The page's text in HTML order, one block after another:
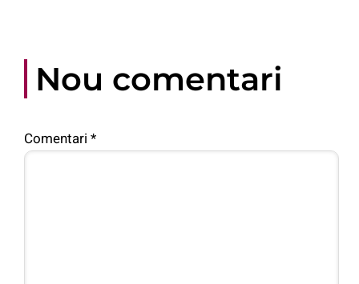
Nou comentari
Comentari *